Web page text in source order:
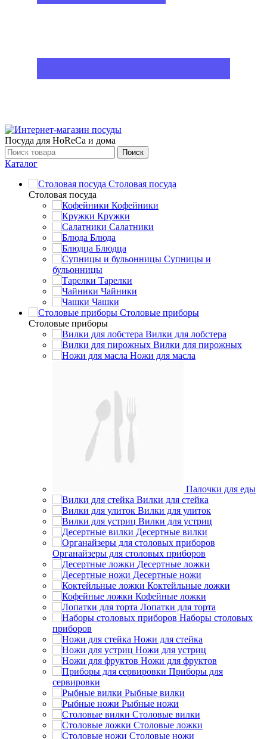
Посуда для HoReCa и дома
Поиск
Каталог
Столовая посуда
Столовая посуда
Кофейники
Кружки
Салатники
Блюда
Блюдца
Супницы и
бульонницы
Тарелки
Чайники
Чашки
Cтоловые приборы
Cтоловые приборы
Вилки для лобстера
Вилки для пирожных
Ножи для масла
Палочки для еды
Вилки для стейка
Вилки для улиток
Вилки для устриц
Десертные вилки
Органайзеры для столовых приборов
Десертные ложки
Десертные ножи
Коктейльные ложки
Кофейные ложки
Лопатки для торта
Наборы столовых
приборов
Ножи для стейка
Ножи для устриц
Ножи для фруктов
Приборы для
сервировки
Рыбные вилки
Рыбные ножи
Столовые вилки
Столовые ложки
Столовые ножи